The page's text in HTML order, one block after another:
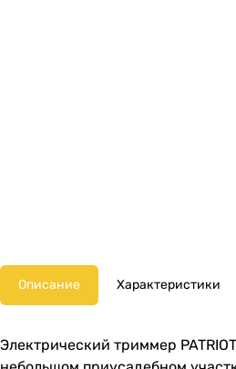
Описание Характеристики
Электрический триммер